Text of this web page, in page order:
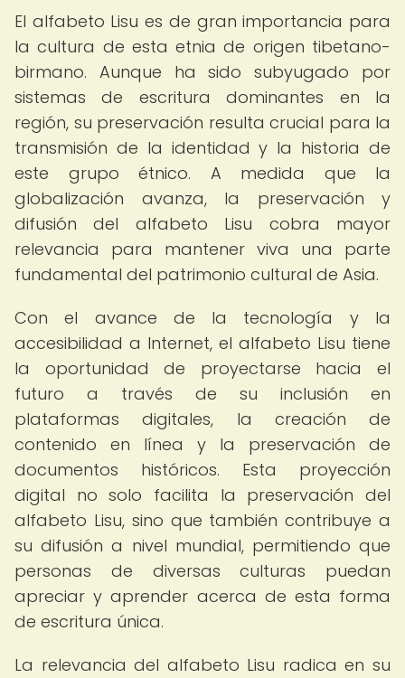
El alfabeto Lisu es de gran importancia para
la cultura de esta etnia de origen tibetano-
birmano. Aunque ha sido subyugado por
sistemas de escritura dominantes en la
región, su preservación resulta crucial para la
transmisión de la identidad y la historia de
este grupo étnico. A medida que la
globalización avanza, la preservación y
difusión del alfabeto Lisu cobra mayor
relevancia para mantener viva una parte
fundamental del patrimonio cultural de Asia.
Con el avance de la tecnología y la
accesibilidad a Internet, el alfabeto Lisu tiene
la oportunidad de proyectarse hacia el
futuro a través de su inclusión en
plataformas digitales, la creación de
contenido en línea y la preservación de
documentos históricos. Esta proyección
digital no solo facilita la preservación del
alfabeto Lisu, sino que también contribuye a
su difusión a nivel mundial, permitiendo que
personas de diversas culturas puedan
apreciar y aprender acerca de esta forma
de escritura única.
La relevancia del alfabeto Lisu radica en su